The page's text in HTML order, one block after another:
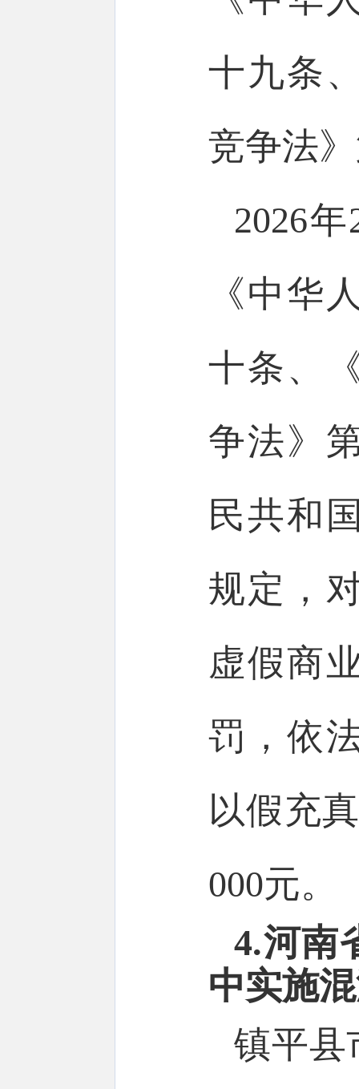
十九条
竞争法
2026
《中华
十条、
争法》
民共和
规定，
虚假商
罚，依
以假充
000元。
4.河南
中实施
镇平县